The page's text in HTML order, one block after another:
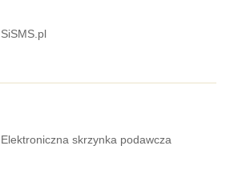
SiSMS.pl
Elektroniczna skrzynka podawcza